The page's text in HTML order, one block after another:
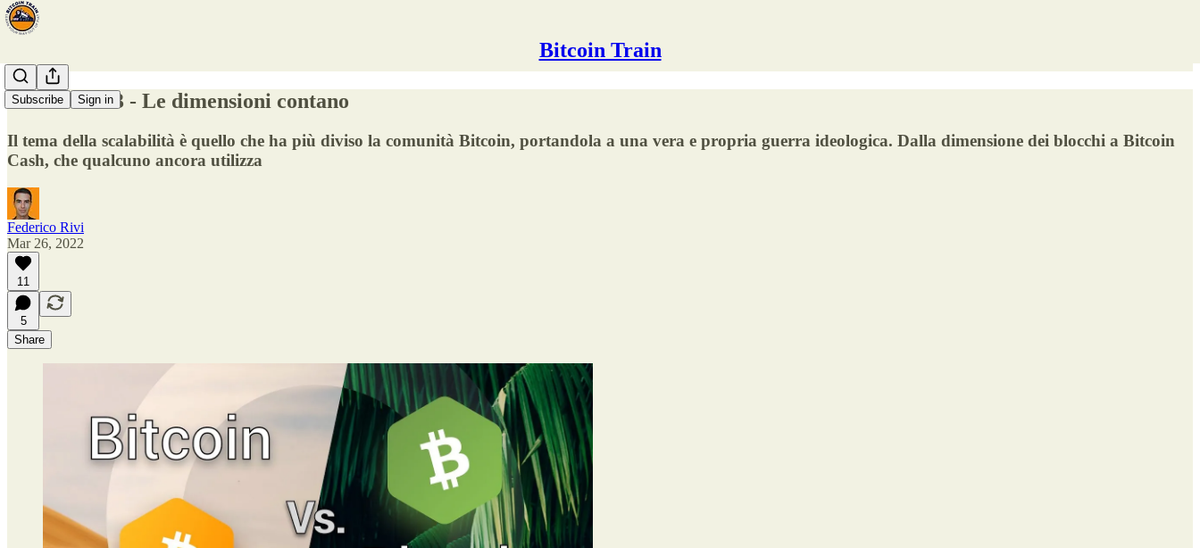
Bitcoin Train
Subscribe Sign in
Fermata #23 - Le dimensioni contano
Il tema della scalabilità è quello che ha più diviso la comunità Bitcoin, portandola a una vera e propria guerra ideologica. Dalla dimensione dei blocchi a Bitcoin
Cash, che qualcuno ancora utilizza
Federico Rivi
Mar 26, 2022
11
5
Share